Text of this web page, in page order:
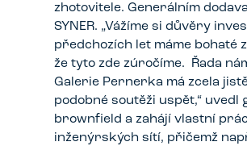
zhotovitele. Generálním
SYNER. „Vážíme si důvěry
předchozích let máme bohaté
že tyto zde zúročíme. Řada
Galerie Pernerka má zcela
podobné soutěži uspět,“
brownfield a zahájí vlastní
inženýrských sítí, přičemž